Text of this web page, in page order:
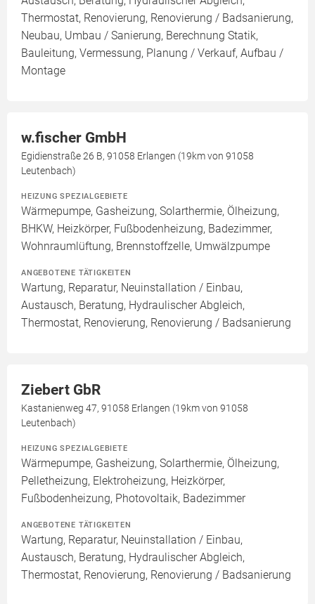
Thermostat, Renovierung, Renovierung / Badsanierung,
Neubau, Umbau / Sanierung, Berechnung Statik,
Bauleitung, Vermessung, Planung / Verkauf, Aufbau /
Montage
w.fischer GmbH
Egidienstraße 26 B, 91058 Erlangen (19km von 91058
Leutenbach)
HEIZUNG SPEZIALGEBIETE
Wärmepumpe, Gasheizung, Solarthermie, Ölheizung,
BHKW, Heizkörper, Fußbodenheizung, Badezimmer,
Wohnraumlüftung, Brennstoffzelle, Umwälzpumpe
ANGEBOTENE TÄTIGKEITEN
Wartung, Reparatur, Neuinstallation / Einbau,
Austausch, Beratung, Hydraulischer Abgleich,
Thermostat, Renovierung, Renovierung / Badsanierung
Ziebert GbR
Kastanienweg 47, 91058 Erlangen (19km von 91058
Leutenbach)
HEIZUNG SPEZIALGEBIETE
Wärmepumpe, Gasheizung, Solarthermie, Ölheizung,
Pelletheizung, Elektroheizung, Heizkörper,
Fußbodenheizung, Photovoltaik, Badezimmer
ANGEBOTENE TÄTIGKEITEN
Wartung, Reparatur, Neuinstallation / Einbau,
Austausch, Beratung, Hydraulischer Abgleich,
Thermostat, Renovierung, Renovierung / Badsanierung